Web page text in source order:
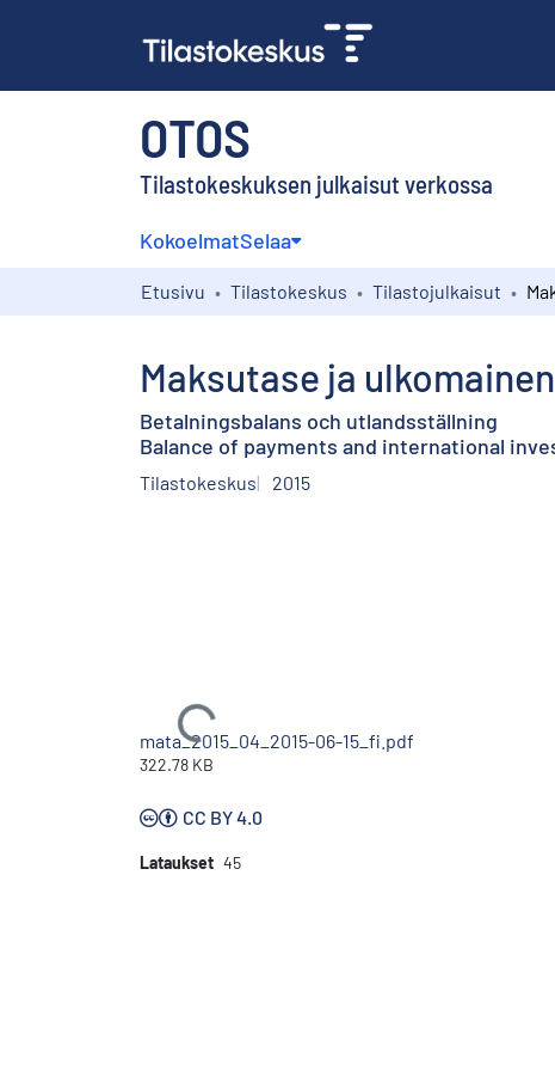
OTOS
Tilastokeskuksen julkaisut verkossa
KokoelmatSelaa
Etusivu Tilastokeskus Tilastojulkaisut
Maksutase ja
Betalningsbalans och utlandsställning
Balance of payments and international
Tilastokeskus 2015
Ladataan...
mata_2015_04_2015-06-15_fi.pdf
322.78 KB
CC BY 4.0
Lataukset 45